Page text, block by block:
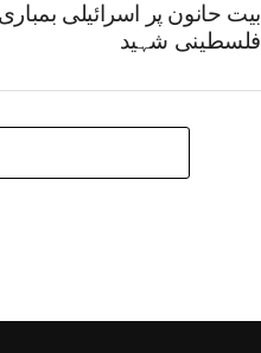
بیت حانون پر اسرائیلی
فلسطینی شہید